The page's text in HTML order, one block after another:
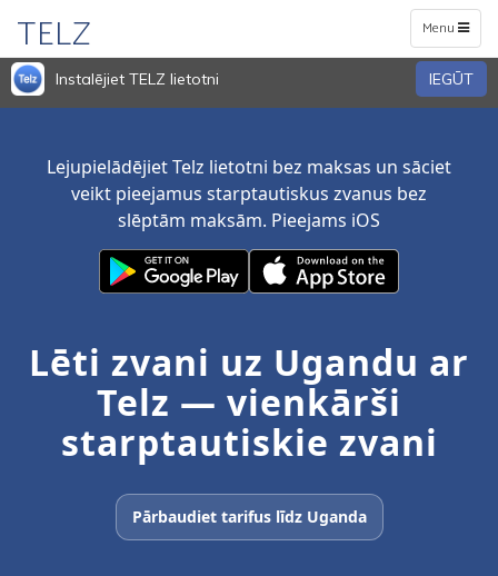
Toggle
navigation
Menu
TELZ
Instalējiet TELZ lietotni IEGŪT
Lejupielādējiet Telz lietotni bez maksas un sāciet
veikt pieejamus starptautiskus zvanus bez
slēptām maksām. Pieejams iOS
Lēti zvani uz Ugandu ar
Telz — vienkārši
starptautiskie zvani
Pārbaudiet tarifus līdz Uganda